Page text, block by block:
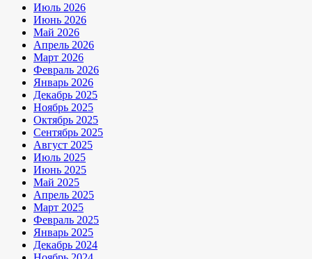
Июль 2026
Июнь 2026
Май 2026
Апрель 2026
Март 2026
Февраль 2026
Январь 2026
Декабрь 2025
Ноябрь 2025
Октябрь 2025
Сентябрь 2025
Август 2025
Июль 2025
Июнь 2025
Май 2025
Апрель 2025
Март 2025
Февраль 2025
Январь 2025
Декабрь 2024